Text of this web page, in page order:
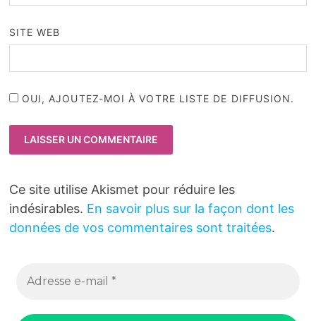
SITE WEB
OUI, AJOUTEZ-MOI À VOTRE LISTE DE DIFFUSION.
Ce site utilise Akismet pour réduire les
indésirables. En savoir plus sur la façon dont les
données de vos commentaires sont traitées.